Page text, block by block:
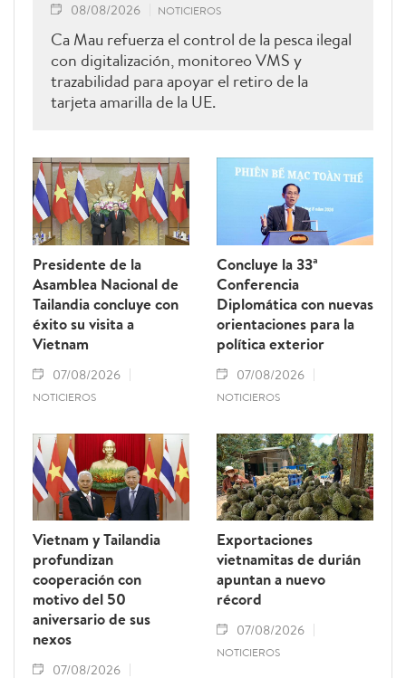
08/08/2026 NOTICIEROS
Ca Mau refuerza el control de la pesca ilegal
con digitalización, monitoreo VMS y
trazabilidad para apoyar el retiro de la
tarjeta amarilla de la UE.
Presidente de la
Asamblea Nacional de
Tailandia concluye con
éxito su visita a
Vietnam
07/08/2026
NOTICIEROS
Concluye la 33ª
Conferencia
Diplomática con nuevas
orientaciones para la
política exterior
07/08/2026
NOTICIEROS
Vietnam y Tailandia
profundizan
cooperación con
motivo del 50
aniversario de sus
nexos
07/08/2026
Exportaciones
vietnamitas de durián
apuntan a nuevo
récord
07/08/2026
NOTICIEROS